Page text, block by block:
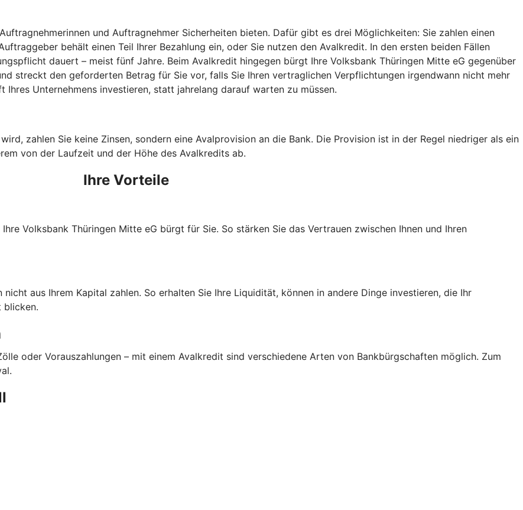
und Auftragnehmer Sicherheiten bieten. Dafür gibt es drei Möglichkeiten: Sie zahlen einen
behält einen Teil Ihrer Bezahlung ein, oder Sie nutzen den Avalkredit. In den ersten beiden Fällen
dauert – meist fünf Jahre. Beim Avalkredit hingegen bürgt Ihre Volksbank Thüringen Mitte eG gegenüber
streckt den geforderten Betrag für Sie vor, falls Sie Ihren vertraglichen Verpflichtungen irgendwann nicht mehr
Unternehmens investieren, statt jahrelang darauf warten zu müssen.
zahlen Sie keine Zinsen, sondern eine Avalprovision an die Bank. Die Provision ist in der Regel niedriger als ein
von der Laufzeit und der Höhe des Avalkredits ab.
Ihre Vorteile
Volksbank Thüringen Mitte eG bürgt für Sie. So stärken Sie das Vertrauen zwischen Ihnen und Ihren
aus Ihrem Kapital zahlen. So erhalten Sie Ihre Liquidität, können in andere Dinge investieren, die Ihr
blicken.
oder Vorauszahlungen – mit einem Avalkredit sind verschiedene Arten von Bankbürgschaften möglich. Zum